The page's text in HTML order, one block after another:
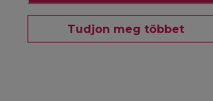
Tudjon meg többet